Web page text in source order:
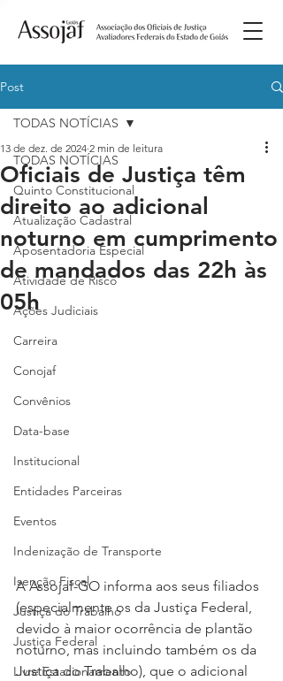
Post
TODAS NOTÍCIAS
Quinto Constitucional
Atualização Cadastral
Aposentadoria Especial
Atividade de Risco
Ações Judiciais
Carreira
Conojaf
Convênios
Data-base
Institucional
Entidades Parceiras
Eventos
Indenização de Transporte
Isenção Fiscal
Justiça do Trabalho
Justiça Federal
Livre Estacionamento
TODAS NOTÍCIAS
Oficiais de Justiça têm
direito ao adicional
noturno em cumprimento
de mandados das 22h às
05h
13 de dez. de 2024 2 min de leitura
A Assojaf-GO informa aos seus filiados
(especialmente os da Justiça Federal,
devido à maior ocorrência de plantão
noturno, mas incluindo também os da
Justiça do Trabalho), que o adicional